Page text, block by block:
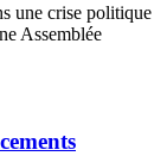
une crise politique
Assemblée